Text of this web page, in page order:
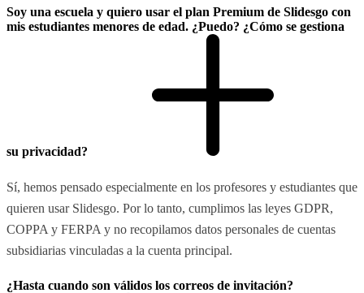
Soy una escuela y quiero usar el plan Premium de Slidesgo con
mis estudiantes menores de edad. ¿Puedo? ¿Cómo se gestiona
su privacidad?
Sí, hemos pensado especialmente en los profesores y estudiantes que
quieren usar Slidesgo. Por lo tanto, cumplimos las leyes GDPR,
COPPA y FERPA y no recopilamos datos personales de cuentas
subsidiarias vinculadas a la cuenta principal.
¿Hasta cuando son válidos los correos de invitación?